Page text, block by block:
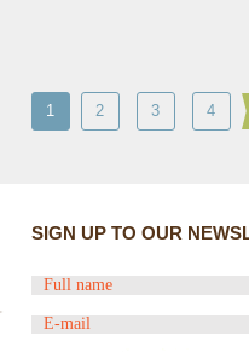
1 2 3 4
SIGN UP TO OUR